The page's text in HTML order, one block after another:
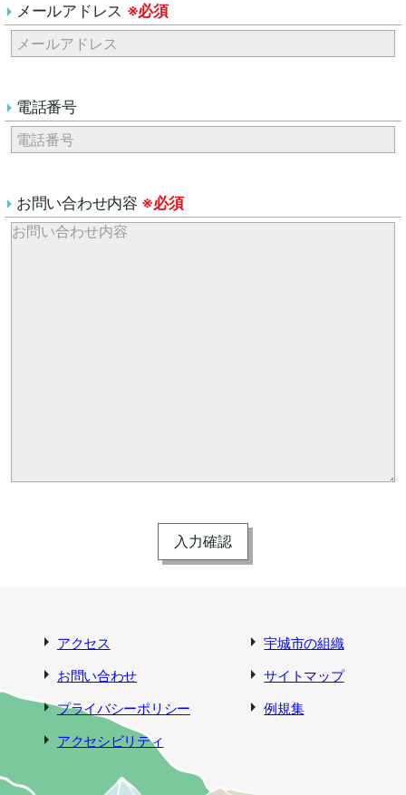
メールアドレス ※必須
電話番号
お問い合わせ内容 ※必須
アクセス
宇城市の組織
お問い合わせ
サイトマップ
プライバシーポリシー
例規集
アクセシビリティ